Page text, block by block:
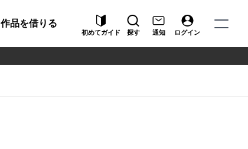
作品を借りる
初めてガイド 探す 通知 ログイン